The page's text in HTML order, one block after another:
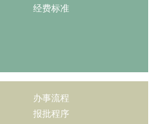
经费标准
办事流程
报批程序